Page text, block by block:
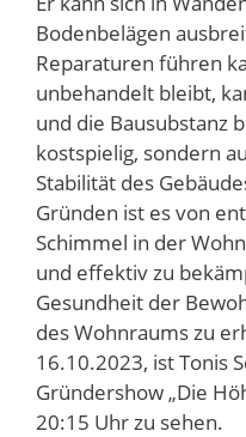
Bodenbelägen
Reparaturen führen
unbehandelt bleibt,
und die Bausubstanz
kostspielig, sondern
Stabilität des
Gründen ist es von
Schimmel in der
und effektiv zu
Gesundheit der
des Wohnraums zu
16.10.2023, ist Tonis
Gründershow „Die
20:15 Uhr zu sehen.